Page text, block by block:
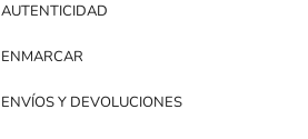
AUTENTICIDAD
ENMARCAR
ENVÍOS Y DEVOLUCIONES